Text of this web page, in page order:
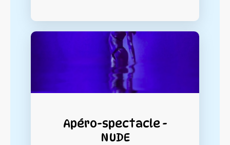
Apéro-spectacle -
NUDE